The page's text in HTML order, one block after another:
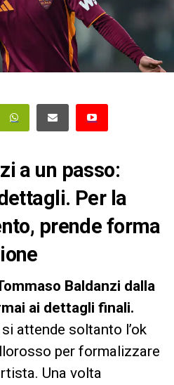
a un passo:
Per la
prende forma
Baldanzi dalla
ai dettagli finali.
si attende soltanto l’ok
per formalizzare
Una volta